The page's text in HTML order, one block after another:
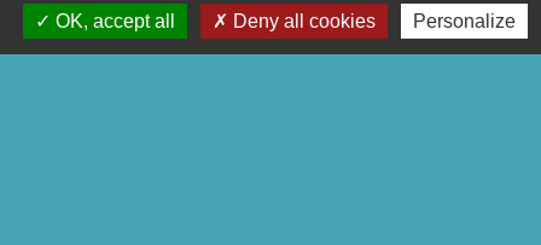
OK, accept all
Deny all cookies Personalize